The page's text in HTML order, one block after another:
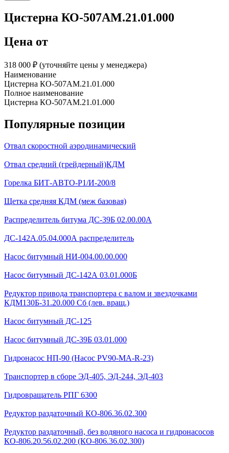
Цистерна КО-507АМ.21.01.000
Цена от
318 000 ₽︁ (уточняйте цены у менеджера)
Наименование
Цистерна КО-507АМ.21.01.000
Полное наименование
Цистерна КО-507АМ.21.01.000
Популярные позиции
Отвал скоростной аэродинамический
Отвал средний (грейдерный)КДМ
Горелка БИТ-АВТО-Р1/И-200/8
Щетка средняя КДМ (меж базовая)
Распределитель битума ДС-39Б 02.00.00А
ДС-142А.05.04.000А распределитель
Насос битумный НИ-004.00.00.000
Насос битумный ДС-142А 03.01.000Б
Редуктор привода транспортера с валом и звездочками
КДМ130Б-31.20.000 Сб (лев. вращ.)
Насос битумный ДС-125
Насос битумный ДС-39Б 03.01.000
Гидронасос НП-90 (Насос PV90-MA-R-23)
Транспортер в сборе ЭД-405, ЭД-244, ЭД-403
Гидровращатель РПГ 6300
Редуктор раздаточный КО-806.36.02.300
Редуктор раздаточный, без водяного насоса и гидронасосов
КО-806.20.56.02.200 (КО-806.36.02.300)